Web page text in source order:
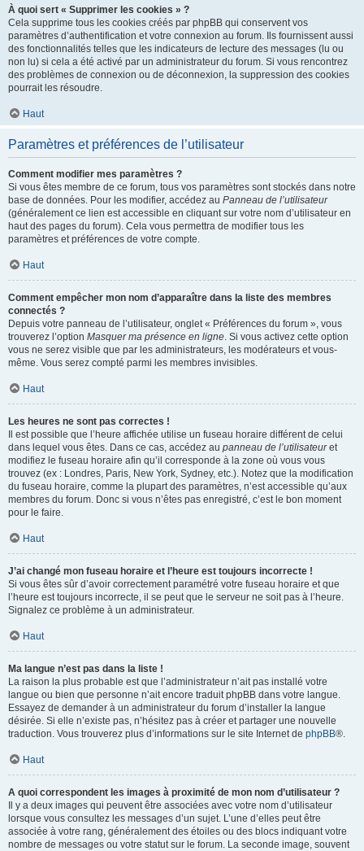
À quoi sert « Supprimer les cookies » ?
Cela supprime tous les cookies créés par phpBB qui conservent vos
paramètres d’authentification et votre connexion au forum. Ils fournissent aussi
des fonctionnalités telles que les indicateurs de lecture des messages (lu ou
non lu) si cela a été activé par un administrateur du forum. Si vous rencontrez
des problèmes de connexion ou de déconnexion, la suppression des cookies
pourrait les résoudre.
Haut
Paramètres et préférences de l’utilisateur
Comment modifier mes paramètres ?
Si vous êtes membre de ce forum, tous vos paramètres sont stockés dans notre
base de données. Pour les modifier, accédez au Panneau de l’utilisateur
(généralement ce lien est accessible en cliquant sur votre nom d’utilisateur en
haut des pages du forum). Cela vous permettra de modifier tous les
paramètres et préférences de votre compte.
Haut
Comment empêcher mon nom d’apparaître dans la liste des membres
connectés ?
Depuis votre panneau de l’utilisateur, onglet « Préférences du forum », vous
trouverez l’option Masquer ma présence en ligne. Si vous activez cette option
vous ne serez visible que par les administrateurs, les modérateurs et vous-
même. Vous serez compté parmi les membres invisibles.
Haut
Les heures ne sont pas correctes !
Il est possible que l’heure affichée utilise un fuseau horaire différent de celui
dans lequel vous êtes. Dans ce cas, accédez au panneau de l’utilisateuret
modifiez le fuseau horaire afin qu’il corresponde à la zone où vous vous
trouvez (ex : Londres, Paris, New York, Sydney, etc.). Notez que la modification
du fuseau horaire, comme la plupart des paramètres, n’est accessible qu’aux
membres du forum. Donc si vous n’êtes pas enregistré, c’est le bon moment
pour le faire.
Haut
J’ai changé mon fuseau horaire et l’heure est toujours incorrecte !
Si vous êtes sûr d’avoir correctement paramétré votre fuseau horaire et que
l’heure est toujours incorrecte, il se peut que le serveur ne soit pas à l’heure.
Signalez ce problème à un administrateur.
Haut
Ma langue n’est pas dans la liste !
La raison la plus probable est que l’administrateur n’ait pas installé votre
langue ou bien que personne n’ait encore traduit phpBB dans votre langue.
Essayez de demander à un administrateur du forum d’installer la langue
désirée. Si elle n’existe pas, n’hésitez pas à créer et partager une nouvelle
traduction. Vous trouverez plus d’informations sur le site Internet de phpBB®.
Haut
A quoi correspondent les images à proximité de mon nom d’utilisateur ?
Il y a deux images qui peuvent être associées avec votre nom d’utilisateur
lorsque vous consultez les messages d’un sujet. L’une d’elles peut être
associée à votre rang, généralement des étoiles ou des blocs indiquant votre
nombre de messages ou votre statut sur le forum. La seconde image, souvent